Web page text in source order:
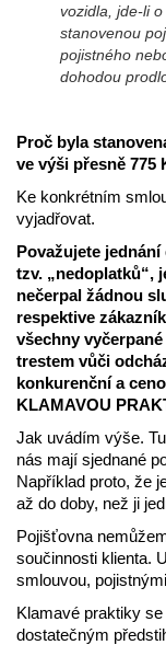
vozidla, jde-li
stanovenou
pojistného
dohodou
Proč byla
ve výši přesně 775
Ke konkrétním
vyjadřovat.
Považujete
tzv. „nedoplatků“,
nečerpal žádnou
respektive
všechny
trestem vůči
konkurenční a
KLAMAVOU
Jak uvádím výše.
nás mají sjednané
Například proto, že
až do doby, než ji
Pojišťovna
součinnosti klienta.
smlouvou,
Klamavé praktiky
dostatečným